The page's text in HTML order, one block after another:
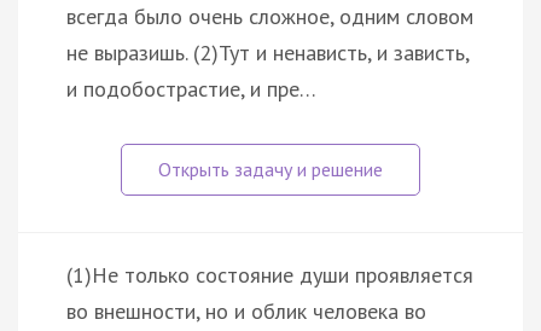
всегда было очень сложное, одним словом
не выразишь. (2)Тут и ненависть, и зависть,
и подобострастие, и пре…
(1)Не только состояние души проявляется
во внешности, но и облик человека во